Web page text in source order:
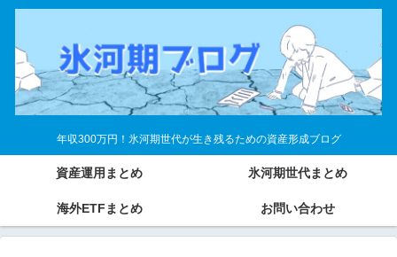
年収300万円！氷河期世代が生き残るための資産形成ブログ
資産運用まとめ 氷河期世代まとめ
海外ETFまとめ お問い合わせ